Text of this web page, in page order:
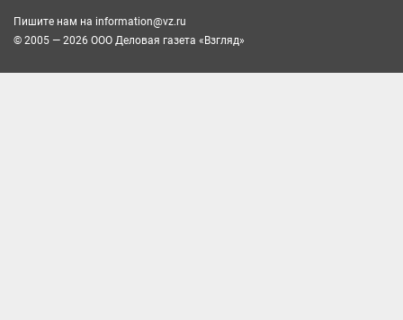
Пишите нам на information@vz.ru
© 2005 — 2026 ООО Деловая газета «Взгляд»